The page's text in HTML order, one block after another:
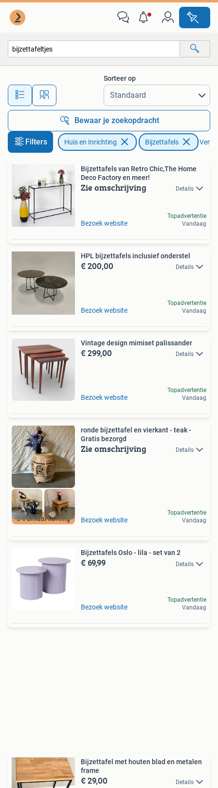
Alle afstanden…
Sorteer op
Bewaar je zoekopdracht
Filters Huis en Inrichting Bijzettafels
Bijzettafels van Retro Chic,The Home
Deco Factory en meer!
Zie omschrijving Details
Bezoek website
Topadvertentie
Vandaag
HPL bijzettafels inclusief onderstel
€ 200,00 Details
Bezoek website
Topadvertentie
Vandaag
Vintage design mimiset palissander
€ 299,00 Details
Bezoek website
Topadvertentie
Vandaag
5% afhaal korting
ronde bijzettafel en vierkant - teak -
Gratis bezorgd
Zie omschrijving Details
Bezoek website
Topadvertentie
Vandaag
Bijzettafels Oslo - lila - set van 2
€ 69,99 Details
Bezoek website
Topadvertentie
Vandaag
Bijzettafel met houten blad en metalen
frame
€ 29,00 Details